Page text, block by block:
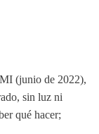
(junio de 2022),
sin luz ni
qué hacer;